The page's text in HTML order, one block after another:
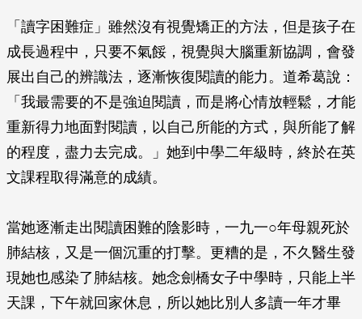
「讀字困難症」雖然沒有視覺矯正的方法，但是孩子在
成長過程中，只要不氣餒，視覺與大腦重新協調，會發
展出自己的辨識法，逐漸恢復閱讀的能力。道希葛說：
「我最需要的不是強迫閱讀，而是將心情放輕鬆，才能
重新得力地面對閱讀，以自己所能的方式，與所能了解
的程度，盡力去完成。」她到中學二年級時，終於在英
文課程取得滿意的成績。
當她逐漸走出閱讀困難的陰影時，一九一○年母親死於
肺結核，又是一個沉重的打擊。更糟的是，不久醫生發
現她也感染了肺結核。她念劍橋女子中學時，只能上半
天課，下午就回家休息，所以她比別人多讀一年才畢